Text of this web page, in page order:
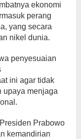
ekonomi
perang
yang secara
nikel dunia.
penyesuaian
ini agar tidak
upaya menjaga
Prabowo
kemandirian